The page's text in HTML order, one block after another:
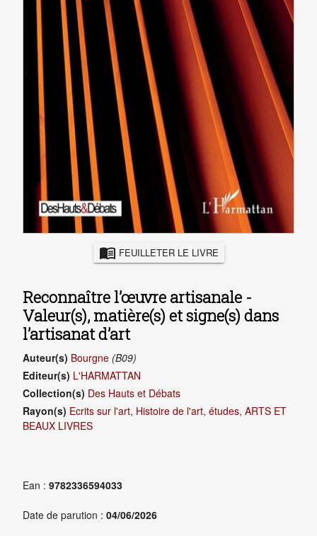
menu_book FEUILLETER LE LIVRE
Reconnaître l’œuvre artisanale -
Valeur(s), matière(s) et signe(s) dans
l’artisanat d’art
Auteur(s) Bourgne (B09)
Editeur(s) L'HARMATTAN
Collection(s) Des Hauts et Débats
Rayon(s) Ecrits sur l'art, Histoire de l'art, études, ARTS ET
BEAUX LIVRES
Ean : 9782336594033
Date de parution : 04/06/2026